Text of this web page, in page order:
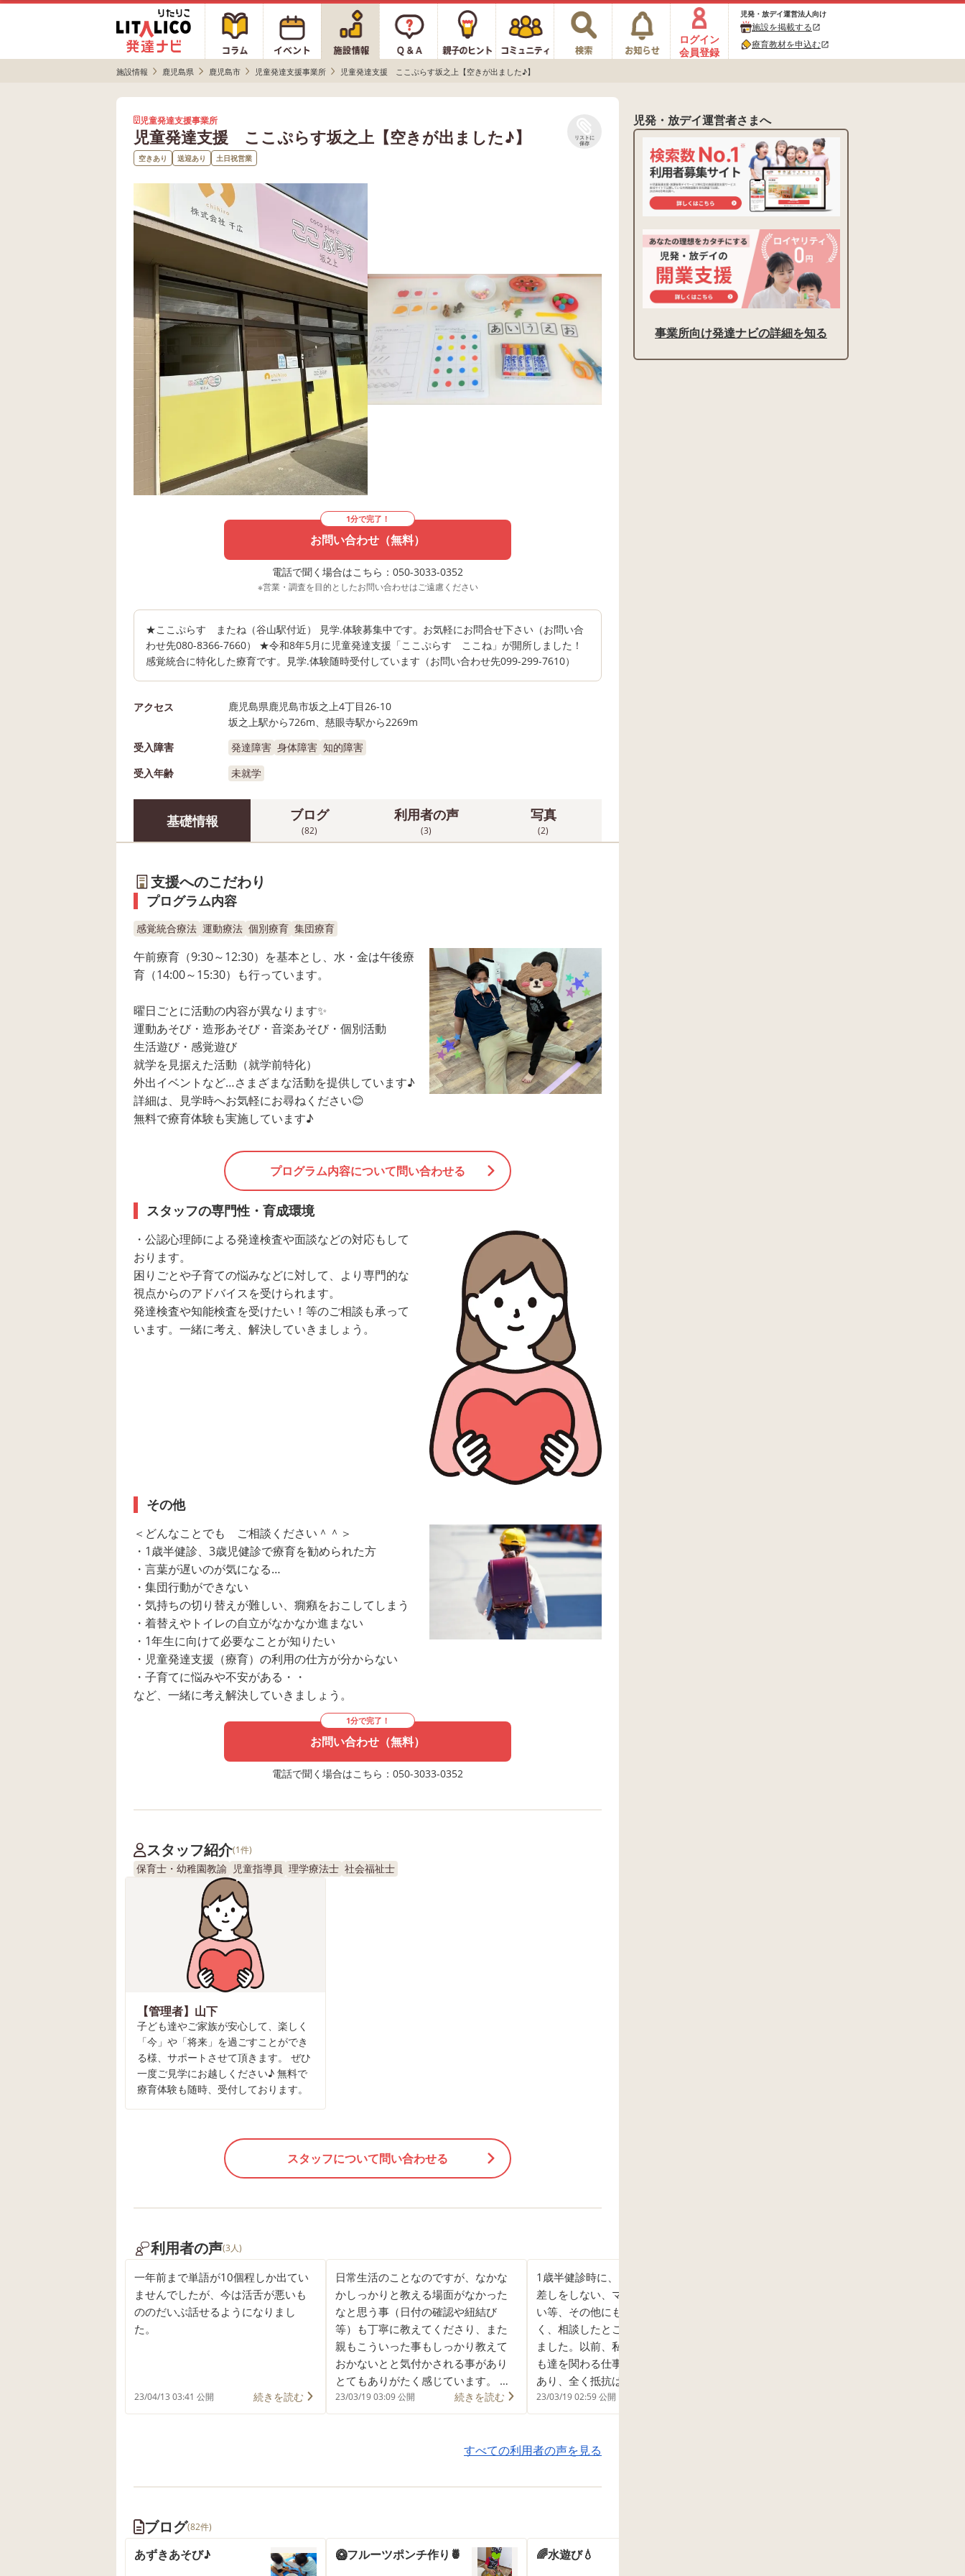
ログイン
会員登録
児発・放デイ運営法人向け
施設を掲載するopen_in_new
療育教材を申込むopen_in_new
施設情報 鹿児島県 鹿児島市 児童発達支援事業所 児童発達支援 ここぷらす坂之上【空きが出ました♪】
児童発達支援事業所
児童発達支援 ここぷらす坂之上【空きが出ました♪】
リストに
保存
空きあり 送迎あり 土日祝営業
1分で完了！
お問い合わせ（無料）
電話で聞く場合はこちら：050-3033-0352
※営業・調査を目的としたお問い合わせはご遠慮ください
★ここぷらす またね（谷山駅付近） 見学.体験募集中です。お気軽にお問合せ下さい（お問い合
わせ先080-8366-7660） ★令和8年5月に児童発達支援「ここぷらす ここね」が開所しました！
感覚統合に特化した療育です。見学.体験随時受付しています（お問い合わせ先099-299-7610）
アクセス
鹿児島県鹿児島市坂之上4丁目26-10
坂之上駅から726m、慈眼寺駅から2269m
受入障害
発達障害 身体障害 知的障害
受入年齢
未就学
基礎情報 ブログ
(82)
利用者の声
(3)
写真
(2)
支援へのこだわり
プログラム内容
感覚統合療法 運動療法 個別療育 集団療育
午前療育（9:30～12:30）を基本とし、水・金は午後療
育（14:00～15:30）も行っています。
曜日ごとに活動の内容が異なります✨
運動あそび・造形あそび・音楽あそび・個別活動
生活遊び・感覚遊び
就学を見据えた活動（就学前特化）
外出イベントなど…さまざまな活動を提供しています♪
詳細は、見学時へお気軽にお尋ねください😊
無料で療育体験も実施しています♪
プログラム内容について問い合わせる
スタッフの専門性・育成環境
・公認心理師による発達検査や面談などの対応もして
おります。
困りごとや子育ての悩みなどに対して、より専門的な
視点からのアドバイスを受けられます。
発達検査や知能検査を受けたい！等のご相談も承って
います。一緒に考え、解決していきましょう。
その他
＜どんなことでも ご相談ください＾＾＞
・1歳半健診、3歳児健診で療育を勧められた方
・言葉が遅いのが気になる…
・集団行動ができない
・気持ちの切り替えが難しい、癇癪をおこしてしまう
・着替えやトイレの自立がなかなか進まない
・1年生に向けて必要なことが知りたい
・児童発達支援（療育）の利用の仕方が分からない
・子育てに悩みや不安がある・・
など、一緒に考え解決していきましょう。
1分で完了！
お問い合わせ（無料）
電話で聞く場合はこちら：050-3033-0352
スタッフ紹介(1件)
保育士・幼稚園教諭 児童指導員 理学療法士 社会福祉士
【管理者】山下
子ども達やご家族が安心して、楽しく
「今」や「将来」を過ごすことができ
る様、サポートさせて頂きます。 ぜひ
一度ご見学にお越しください♪ 無料で
療育体験も随時、受付しております。
スタッフについて問い合わせる
利用者の声(3人)
一年前まで単語が10個程しか出てい
ませんでしたが、今は活舌が悪いも
ののだいぶ話せるようになりまし
た。
23/04/13 03:41 公開 続きを読む
日常生活のことなのですが、なかな
かしっかりと教える場面がなかった
なと思う事（日付の確認や紐結び
等）も丁寧に教えてくださり、また
親もこういった事もしっかり教えて
おかないとと気付かされる事があり
とてもありがたく感じています。 こ
こぷらすでの活動を通して、ひもと
おしをここぷらすでしたことがある
り、あやとりにも興味を持ち家でも
していました。 活動内容も曜日ごと
す。
23/03/19 03:09 公開 続きを読む
1歳半健診時に、ことばが出ない、指
差しをしない、ママやパパを言わな
い等、その他にも気になることが多
く、相談したところ療育を勧められ
ました。以前、私が発達障害の子ど
も達を関わる仕事をしていたことも
あり、全く抵抗はありませんでし
た。むしろ早ければ早い程療育はい
いと思っています。幸い、開所前だ
ができ、見学をしてとても良い雰囲
め、すぐにこちらに決めさせて頂き
本人にとても合ったものを毎回作成
してもらっています。療育の様子
23/03/19 02:59 公開
すべての利用者の声を見る
ブログ(82件)
あずきあそび♪ 🥝フルーツポンチ作り🍍 🌈水遊び💧
児発・放デイ運営者さまへ
事業所向け発達ナビの詳細を知る